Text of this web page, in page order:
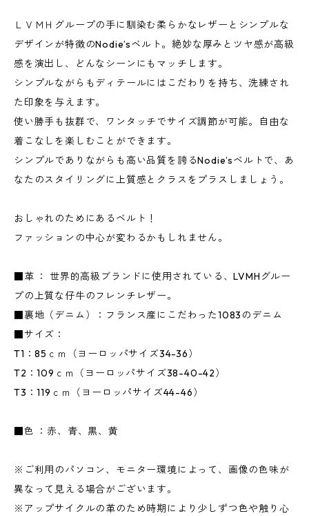
ＬＶＭＨグループの手に馴染む柔らかなレザーとシンプルな
デザインが特徴のNodie’sベルト。絶妙な厚みとツヤ感が高級
感を演出し、どんなシーンにもマッチします。
シンプルながらもディテールにはこだわりを持ち、洗練され
た印象を与えます。
使い勝手も抜群で、ワンタッチでサイズ調節が可能。自由な
着こなしを楽しむことができます。
シンプルでありながらも高い品質を誇るNodie’sベルトで、あ
なたのスタイリングに上質感とクラスをプラスしましょう。
おしゃれのためにあるベルト！
ファッションの中心が変わるかもしれません。
■革 ： 世界的高級ブランドに使用されている、LVMHグルー
プの上質な仔牛のフレンチレザー。
■裏地（デニム）：フランス産にこだわった1083のデニム
■サイズ：
T1：85ｃｍ（ヨーロッパサイズ34-36）
T2：109ｃｍ（ヨーロッパサイズ38-40-42）
T3：119ｃｍ（ヨーロッパサイズ44-46）
■色 ：赤、青、黒、黄
※ご利用のパソコン、モニター環境によって、画像の色味が
異なって見える場合がございます。
※アップサイクルの革のため時期により少しずつ色や触り心